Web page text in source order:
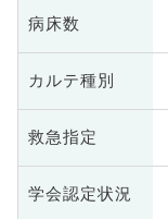
病床数
カルテ種別
救急指定
学会認定状況